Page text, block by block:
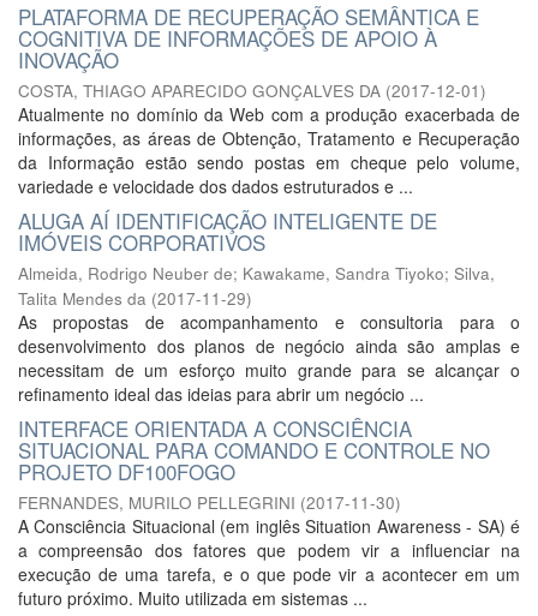
PLATAFORMA DE RECUPERAÇÃO SEMÂNTICA E
COGNITIVA DE INFORMAÇÕES DE APOIO À
INOVAÇÃO
COSTA, THIAGO APARECIDO GONÇALVES DA (2017-12-01)
Atualmente no domínio da Web com a produção exacerbada de
informações, as áreas de Obtenção, Tratamento e Recuperação
da Informação estão sendo postas em cheque pelo volume,
variedade e velocidade dos dados estruturados e ...
ALUGA AÍ IDENTIFICAÇÃO INTELIGENTE DE
IMÓVEIS CORPORATIVOS
Almeida, Rodrigo Neuber de; Kawakame, Sandra Tiyoko; Silva,
Talita Mendes da (2017-11-29)
As propostas de acompanhamento e consultoria para o
desenvolvimento dos planos de negócio ainda são amplas e
necessitam de um esforço muito grande para se alcançar o
refinamento ideal das ideias para abrir um negócio ...
INTERFACE ORIENTADA A CONSCIÊNCIA
SITUACIONAL PARA COMANDO E CONTROLE NO
PROJETO DF100FOGO
FERNANDES, MURILO PELLEGRINI (2017-11-30)
A Consciência Situacional (em inglês Situation Awareness - SA) é
a compreensão dos fatores que podem vir a influenciar na
execução de uma tarefa, e o que pode vir a acontecer em um
futuro próximo. Muito utilizada em sistemas ...